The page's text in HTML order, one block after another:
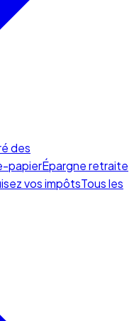
des
papierÉpargne retraite
vos impôtsTous les